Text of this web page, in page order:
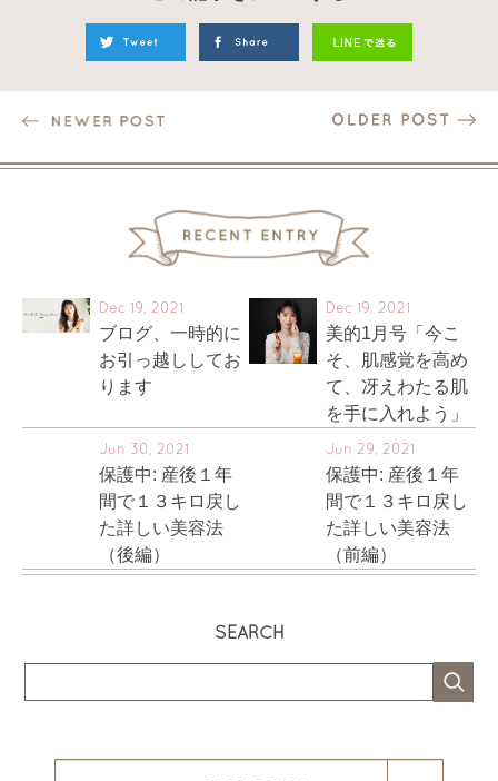
Dec 19, 2021
ブログ、一時的に
お引っ越ししてお
ります
Dec 19, 2021
美的1月号「今こ
そ、肌感覚を高め
て、冴えわたる肌
を手に入れよう」
Jun 30, 2021
保護中: 産後１年
間で１３キロ戻し
た詳しい美容法
（後編）
Jun 29, 2021
保護中: 産後１年
間で１３キロ戻し
た詳しい美容法
（前編）
SEARCH